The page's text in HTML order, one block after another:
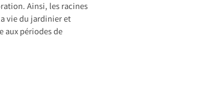
Ainsi, les racines
vie du jardinier et
aux périodes de